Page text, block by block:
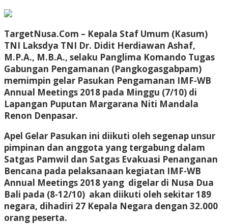
TargetNusa.Com – Kepala Staf Umum (Kasum)
TNI Laksdya TNI Dr. Didit Herdiawan Ashaf,
M.P.A., M.B.A., selaku Panglima Komando Tugas
Gabungan Pengamanan (Pangkogasgabpam)
memimpin gelar Pasukan Pengamanan IMF-WB
Annual Meetings 2018 pada Minggu (7/10) di
Lapangan Puputan Margarana Niti Mandala
Renon Denpasar.
Apel Gelar Pasukan ini diikuti oleh segenap unsur
pimpinan dan anggota yang tergabung dalam
Satgas Pamwil dan Satgas Evakuasi Penanganan
Bencana pada pelaksanaan kegiatan IMF-WB
Annual Meetings 2018 yang digelar di Nusa Dua
Bali pada (8-12/10) akan diikuti oleh sekitar 189
negara, dihadiri 27 Kepala Negara dengan 32.000
orang peserta.